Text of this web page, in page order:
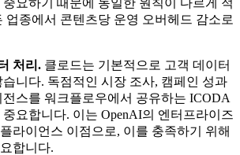
업종에서 콘텐츠당 운영 오버헤드 감소로
처리. 클로드는 기본적으로 고객 데이터
니다. 독점적인 시장 조사, 캠페인 성과
스를 워크플로우에서 공유하는 ICODA
요합니다. 이는 OpenAI의 엔터프라이즈
라이언스 이점으로, 이를 충족하기 위해
합니다.